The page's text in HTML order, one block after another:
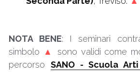
NOTA BENE: I seminari
simbolo ▲
sono validi come
percorso SANO - Scuola